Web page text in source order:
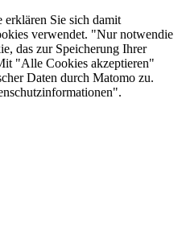
Sie sich damit
verwendet. "Nur notwendie
das zur Speicherung Ihrer
"Alle Cookies akzeptieren"
Daten durch Matomo zu.